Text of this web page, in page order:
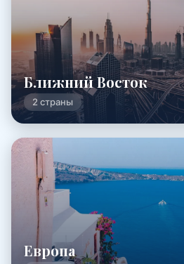
Ближний Восток
2 страны
Европа